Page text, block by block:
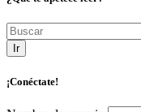
Ir
¡Conéctate!